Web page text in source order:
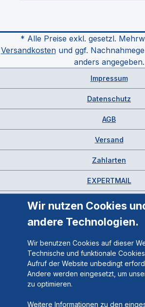
* Alle Preise exkl. gesetzl.
Versandkostenund ggf.
anders angegeben.
Impressum
Datenschutz
AGB
Versand
Zahlarten
EXPERTMAIL
Wir nutzen Cookies
andere Technologien.
Wir benutzen Cookies auf dieser
Technische und funktionale
Aufruf der Website unbedingt
Andere werden eingesetzt, um
zu optimieren.
Weitere Informationen zu den